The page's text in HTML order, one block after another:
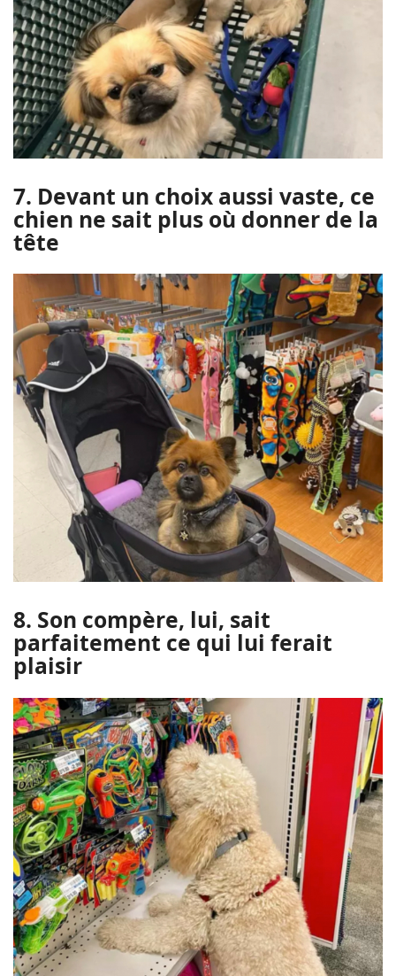
7. Devant un choix aussi vaste, ce
chien ne sait plus où donner de la
tête
8. Son compère, lui, sait
parfaitement ce qui lui ferait
plaisir